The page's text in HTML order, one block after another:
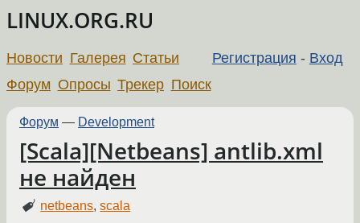
LINUX.ORG.RU
Регистрация - Вход
Новости Галерея Статьи
Форум Опросы Трекер Поиск
Форум — Development
[Scala][Netbeans] antlib.xml
не найден
netbeans,scala